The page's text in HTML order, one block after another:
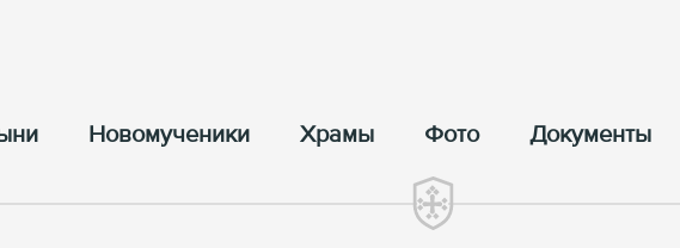
Новомученики Храмы Фото Документы